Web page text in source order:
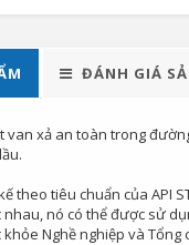
ĐÁNH GIÁ
xả an toàn trong
theo tiêu chuẩn của API
nhau, nó có thể được sử
Nghề nghiệp và Tổng